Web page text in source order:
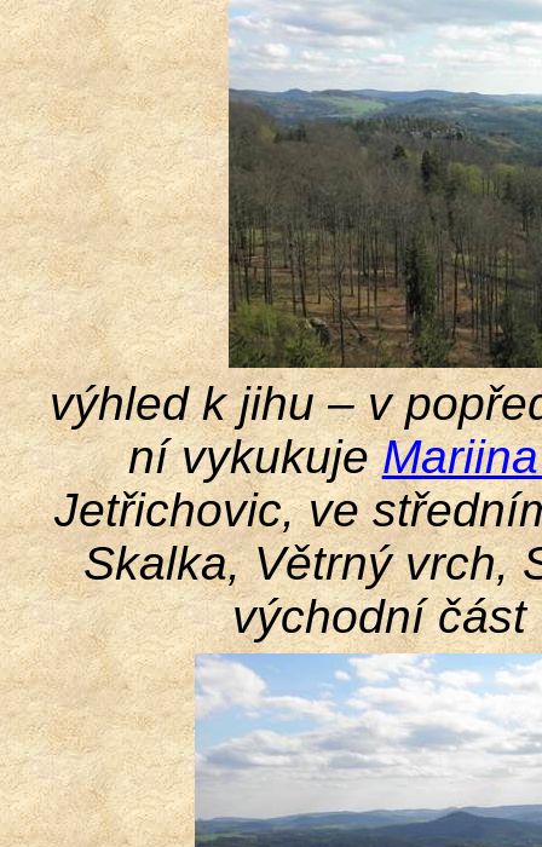
výhled k jihu – v
ní vykukuje
Jetřichovic, ve
Skalka, Větrný vrch,
východní část